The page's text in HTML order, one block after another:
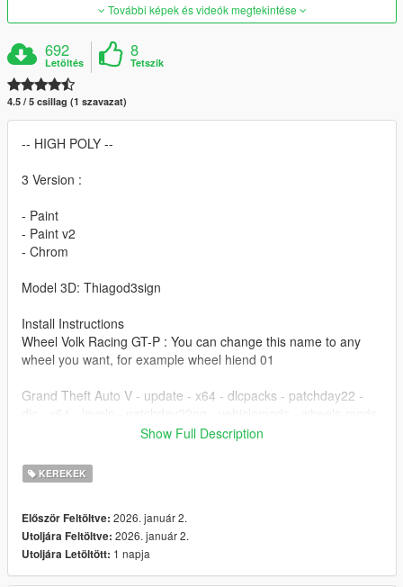
További képek és videók megtekintése
692
Letöltés
8
Tetszik
4.5 / 5 csillag (1 szavazat)
-- HIGH POLY --
3 Version :
- Paint
- Paint v2
- Chrom
Model 3D: Thiagod3sign
Install Instructions
Wheel Volk Racing GT-P : You can change this name to any
wheel you want, for example wheel hiend 01
Grand Theft Auto V - update - x64 - dlcpacks - patchday22 -
https://www.patreon.com/posts/wb-pack-wheels-99963272 ]
you simply have to add the wheel to the dlc and then write in
Show Full Description
KEREKEK
Először Feltöltve: 2026. január 2.
Utoljára Feltöltve: 2026. január 2.
Utoljára Letöltött: 1 napja